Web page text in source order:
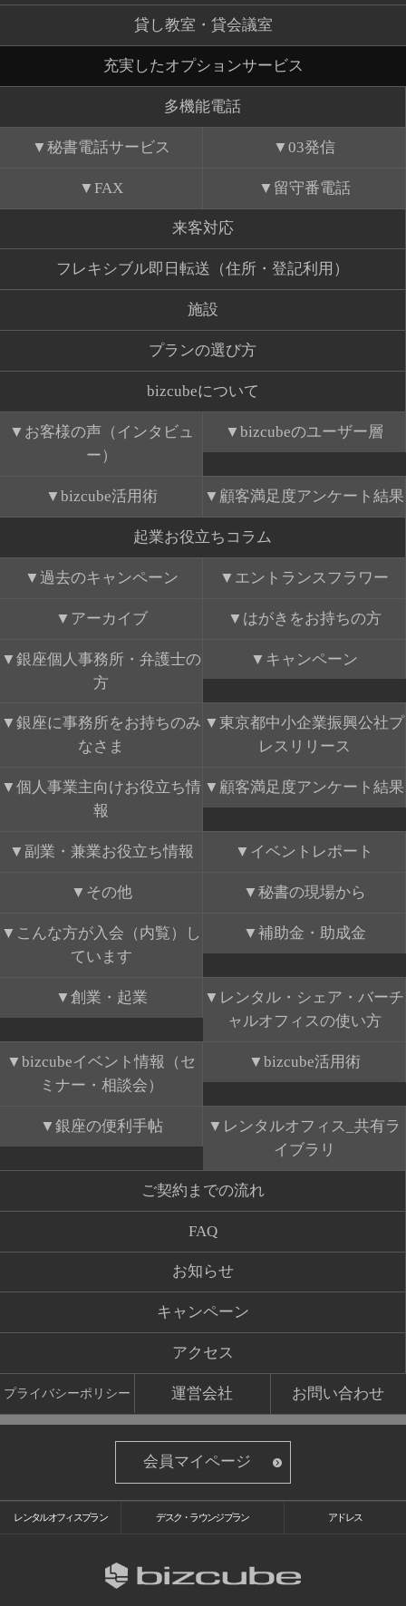
貸し教室・貸会議室
充実したオプションサービス
多機能電話
秘書電話サービス 03発信
FAX 留守番電話
来客対応
フレキシブル即日転送（住所・登記利用）
施設
プランの選び方
bizcubeについて
お客様の声（インタビュ
ー）
bizcubeのユーザー層
bizcube活用術 顧客満足度アンケート結果
起業お役立ちコラム
過去のキャンペーン エントランスフラワー
アーカイブ はがきをお持ちの方
銀座個人事務所・弁護士の
方
キャンペーン
銀座に事務所をお持ちのみ
なさま
東京都中小企業振興公社プ
レスリリース
個人事業主向けお役立ち情
報
顧客満足度アンケート結果
副業・兼業お役立ち情報 イベントレポート
その他 秘書の現場から
こんな方が入会（内覧）し
ています
補助金・助成金
創業・起業
レンタル・シェア・バーチ
ャルオフィスの使い方
bizcubeイベント情報（セ
ミナー・相談会）
bizcube活用術
銀座の便利手帖
レンタルオフィス_共有ラ
イブラリ
ご契約までの流れ
FAQ
お知らせ
キャンペーン
アクセス
プライバシーポリシー 運営会社 お問い合わせ
会員マイページ
レンタルオフィスプラン デスク・ラウンジプラン アドレス